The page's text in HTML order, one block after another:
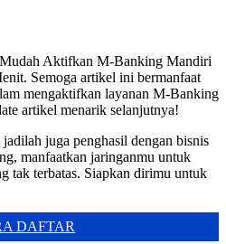
Aktifkan M-Banking Mandiri
Semoga artikel ini bermanfaat
mengaktifkan layanan M-Banking
artikel menarik selanjutnya!
juga penghasil dengan bisnis
manfaatkan jaringanmu untuk
tak terbatas. Siapkan dirimu untuk
DAFTAR